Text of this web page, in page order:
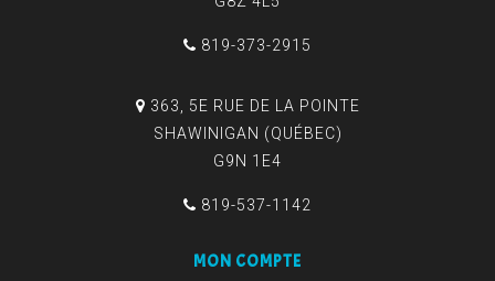
819-373-2915
363, 5E RUE DE LA POINTE
SHAWINIGAN (QUÉBEC)
G9N 1E4
819-537-1142
MON COMPTE